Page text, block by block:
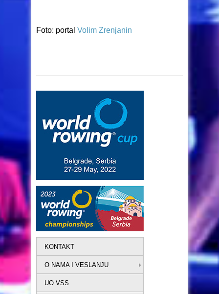
Foto: portal Volim Zrenjanin
KONTAKT
O NAMA I VESLANJU
UO VSS